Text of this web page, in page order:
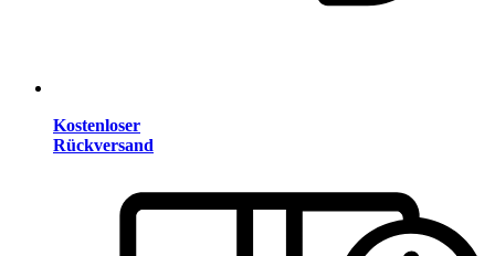
Kostenloser
Rückversand